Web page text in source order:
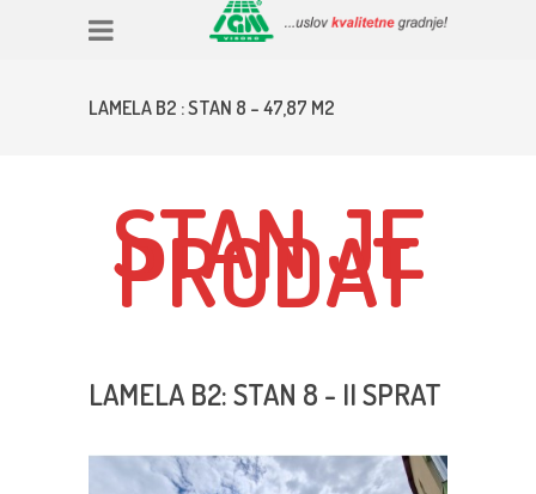
LAMELA B2 : STAN 8 – 47,87 M2
STAN JE
PRODAT
LAMELA B2: STAN 8 - II SPRAT